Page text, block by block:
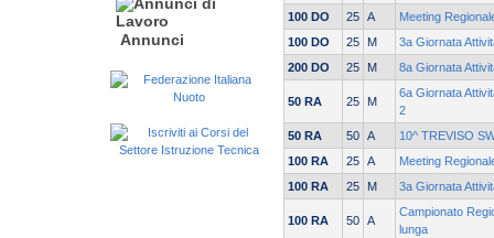
Annunci
100 DO
25 A
Meeting
100 DO
25 M
3a Giornata
200 DO
25 M 8a Giornata
50 RA 25 M
6a Giornata
2
50 RA
50 A
10^ TREVISO
100 RA
25 A
Meeting
100 RA
25 M 3a Giornata
100 RA 50 A
Campionato
lunga